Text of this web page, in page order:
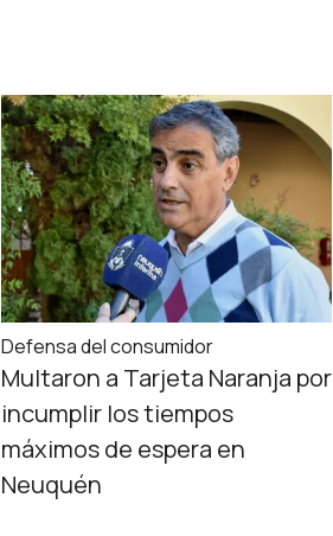
Defensa del consumidor
Multaron a Tarjeta Naranja por
incumplir los tiempos
máximos de espera en
Neuquén